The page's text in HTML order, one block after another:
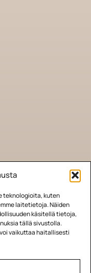
teknologioita, kuten
laitetietoja. Näiden
käsitellä tietoja,
tällä sivustolla.
vaikuttaa haitallisesti